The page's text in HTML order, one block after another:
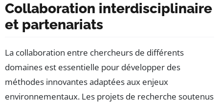
Collaboration interdisciplinaire
et partenariats
La collaboration entre chercheurs de différents
domaines est essentielle pour développer des
méthodes innovantes adaptées aux enjeux
environnementaux. Les projets de recherche soutenus